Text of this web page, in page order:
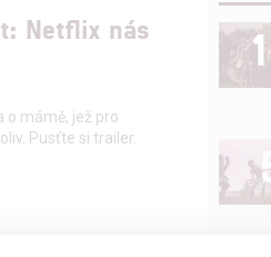
Netflix nás
o mámě, jež pro
Pusťte si trailer.